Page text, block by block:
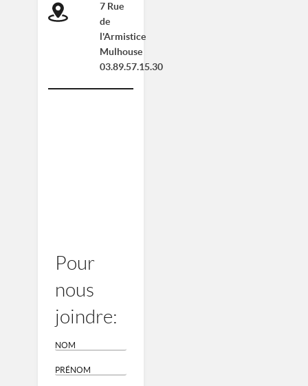
7 Rue
de
l'Armistice
Mulhouse
03.89.57.15.30
Pour
nous
joindre: